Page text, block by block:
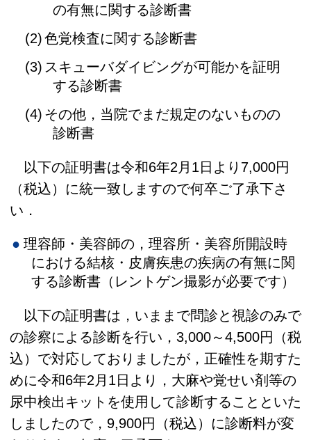
の有無に関する診断書
色覚検査に関する診断書
スキューバダイビングが可能かを証明
する診断書
その他，当院でまだ規定のないものの
診断書
以下の証明書は令和6年2月1日より7,000円
（税込）に統一致しますので何卒ご了承下さ
い．
理容師・美容師の，理容所・美容所開設時
における結核・皮膚疾患の疾病の有無に関
する診断書（レントゲン撮影が必要です）
以下の証明書は，いままで問診と視診のみで
の診察による診断を行い，3,000～4,500円（税
込）で対応しておりましたが，正確性を期すた
めに令和6年2月1日より，大麻や覚せい剤等の
尿中検出キットを使用して診断することといた
しましたので，9,900円（税込）に診断料が変